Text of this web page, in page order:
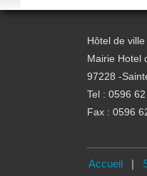
Hôtel de ville
Mairie Hotel
97228 -
Tel : 0596 62
Fax : 0596
Accueil|